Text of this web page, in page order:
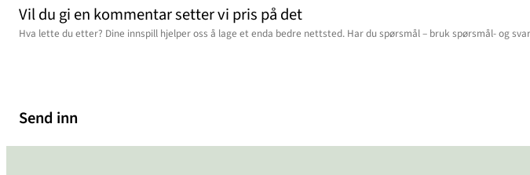
Vil du gi en kommentar setter vi pris på det
Send inn